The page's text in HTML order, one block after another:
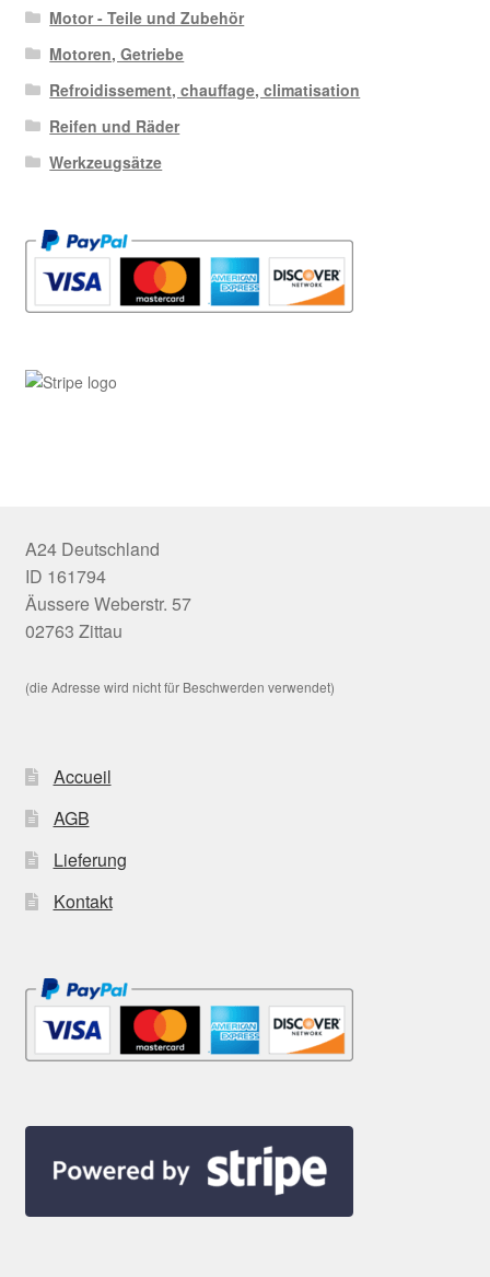
Motor - Teile und Zubehör
Motoren, Getriebe
Refroidissement, chauffage, climatisation
Reifen und Räder
Werkzeugsätze
A24 Deutschland
ID 161794
Äussere Weberstr. 57
02763 Zittau
(die Adresse wird nicht für Beschwerden verwendet)
Accueil
AGB
Lieferung
Kontakt